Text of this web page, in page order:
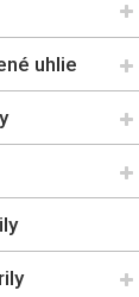
uhlie